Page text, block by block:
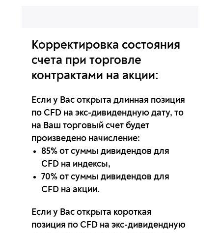
Корректировка состояния
счета при торговле
контрактами на акции:
Если у Вас открыта длинная позиция
по CFD на экс-дивидендную дату, то
на Ваш торговый счет будет
произведено начисление:
85% от суммы дивидендов для
CFD на индексы,
70% от суммы дивидендов для
CFD на акции.
Если у Вас открыта короткая
позиция по CFD на экс-дивидендную